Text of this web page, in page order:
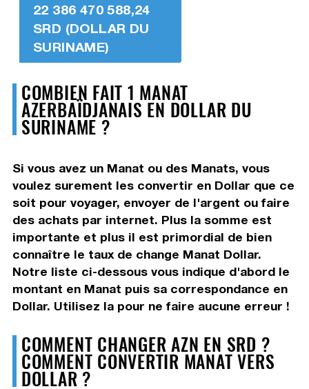
22 386 470 588,24
SRD (DOLLAR DU
SURINAME)
COMBIEN FAIT 1 MANAT
AZERBAÏDJANAIS EN DOLLAR DU
SURINAME ?
Si vous avez un Manat ou des Manats, vous
voulez surement les convertir en Dollar que ce
soit pour voyager, envoyer de l'argent ou faire
des achats par internet. Plus la somme est
importante et plus il est primordial de bien
connaître le taux de change Manat Dollar.
Notre liste ci-dessous vous indique d'abord le
montant en Manat puis sa correspondance en
Dollar. Utilisez la pour ne faire aucune erreur !
COMMENT CHANGER AZN EN SRD ?
COMMENT CONVERTIR MANAT VERS
DOLLAR ?